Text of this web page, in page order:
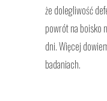
że dolegliwość
powrót na boisko
dni. Więcej
badaniach.